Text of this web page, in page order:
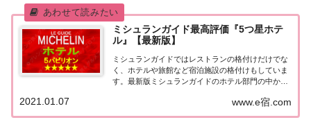
ミシュランガイド最高評価『5つ星ホテ
ル』【最新版】
ミシュランガイドではレストランの格付けだけでな
く、ホテルや旅館など宿泊施設の格付けもしていま
す。最新版ミシュランガイドのホテル部門の中から
をまとめてみました♪ いずれのホテルも人気ランキ
ングなどで常に上位を賑わす有名ホテル。各ホテル
www.e宿.com
2021.01.07